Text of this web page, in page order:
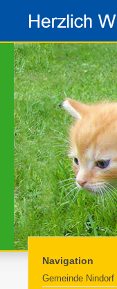
Navigation
Gemeinde Nindorf